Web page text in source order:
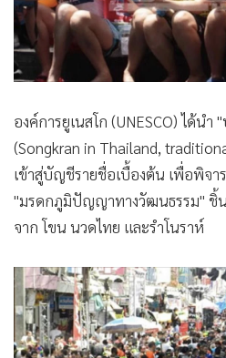
• Celeb Online
• Factcheck
•
ญี่ปุ่น
• Gotomanager
องค์การยูเนสโก (UNESCO) ได้น
(Songkran in Thailand,
เข้าสู่บัญชีรายชื่อเบื้องต้น เพื่อพิจ
"มรดกภูมิปัญญาทางวัฒนธรรม" ชิ้
จาก โขน นวดไทย และรำโนราห์